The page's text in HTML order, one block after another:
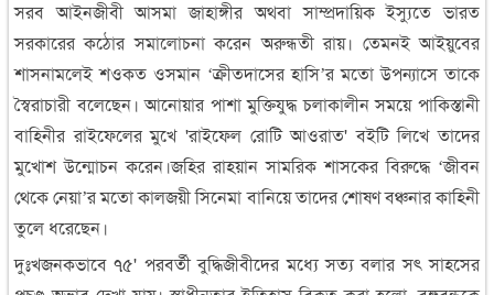
সরব আইনজীবী আসমা জাহাঙ্গীর অথবা সাম্প্রদায়িক ইস্যুতে ভারত
সরকারের কঠোর সমালোচনা করেন অরুন্ধতী রায়। তেমনই আইয়ুবের
শাসনামলেই শওকত ওসমান ‘ক্রীতদাসের হাসি’র মতো উপন্যাসে তাকে
স্বৈরাচারী বলেছেন। আনোয়ার পাশা মুক্তিযুদ্ধ চলাকালীন সময়ে পাকিস্তানী
বাহিনীর রাইফেলের মুখে 'রাইফেল রোটি আওরাত' বইটি লিখে তাদের
মুখোশ উন্মোচন করেন।জহির রাহয়ান সামরিক শাসকের বিরুদ্ধে ‘জীবন
থেকে নেয়া’র মতো কালজয়ী সিনেমা বানিয়ে তাদের শোষণ বঞ্চনার কাহিনী
তুলে ধরেছেন।
দুঃখজনকভাবে ৭৫' পরবর্তী বুদ্ধিজীবীদের মধ্যে সত্য বলার সৎ সাহসের